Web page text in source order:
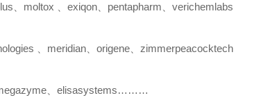
moltox 、exiqon pentapharm 、verichemlabs
meridian 、origene zimmerpeacocktech
、elisasystems………